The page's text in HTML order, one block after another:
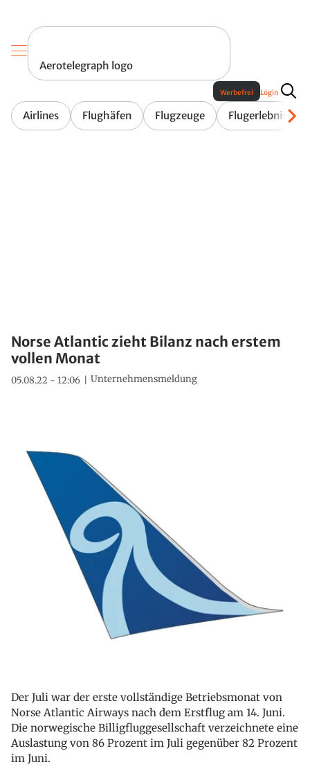
Aerotelegraph logo
Airlines Flughäfen Flugzeuge Flugerlebnis
Werbefrei Login
Norse Atlantic zieht Bilanz nach erstem
vollen Monat
05.08.22 - 12:06 Unternehmensmeldung
Der Juli war der erste vollständige Betriebsmonat von
Norse Atlantic Airways nach dem Erstflug am 14. Juni.
Die norwegische Billigfluggesellschaft verzeichnete eine
Auslastung von 86 Prozent im Juli gegenüber 82 Prozent
im Juni.